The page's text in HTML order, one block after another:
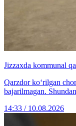
Jizzaxda kommunal
Qarzdor ko‘rilgan
bajarilmagan.
14:33 / 10.08.2026